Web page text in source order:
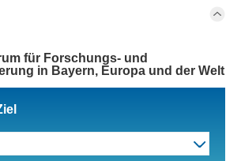
für Forschungs- und
in Bayern, Europa und der Welt